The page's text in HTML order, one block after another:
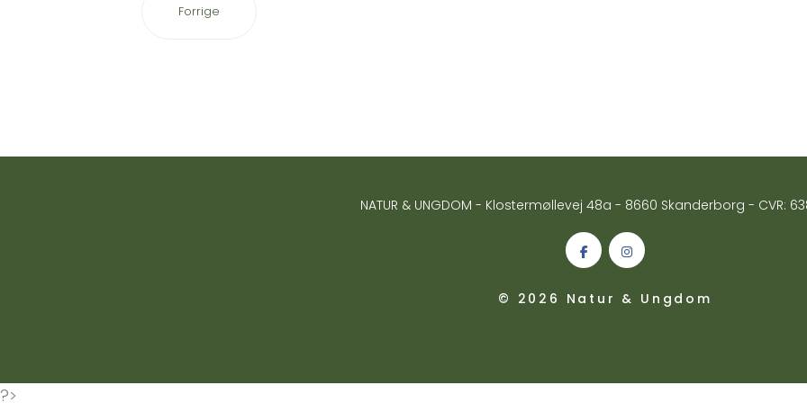
Forrige
NATUR & UNGDOM - Klostermøllevej 48a - 8660 Skanderborg - CVR:
© 2026 Natur & Ungdom
?>